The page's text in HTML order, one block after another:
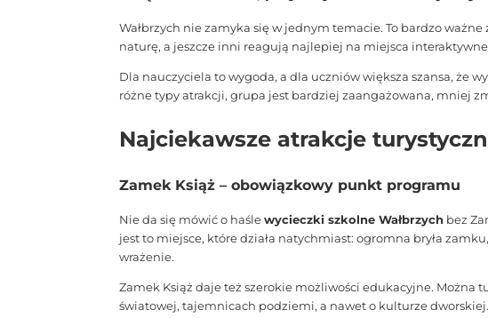
Wałbrzych nie zamyka się w jednym temacie. To bardzo
naturę, a jeszcze inni reagują najlepiej na miejsca
Dla nauczyciela to wygoda, a dla uczniów większa szansa, że
różne typy atrakcji, grupa jest bardziej zaangażowana, mniej
Najciekawsze atrakcje
Zamek Książ – obowiązkowy punkt programu
Nie da się mówić o haślewycieczki szkolne Wałbrzych bez
jest to miejsce, które działa natychmiast: ogromna bryła
wrażenie.
Zamek Książ daje też szerokie możliwości edukacyjne.
światowej, tajemnicach podziemi, a nawet o kulturze